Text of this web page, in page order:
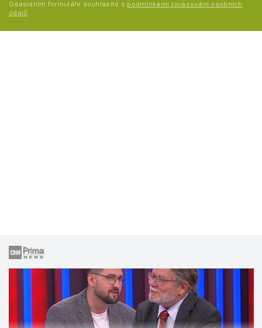
Odesláním formuláře souhlasíte s podmínkami zpracování osobních
údajů